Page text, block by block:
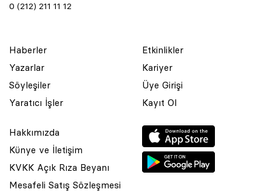
0 (212) 211 11 12
Haberler
Yazarlar
Söyleşiler
Yaratıcı İşler
Etkinlikler
Kariyer
Üye Girişi
Kayıt Ol
Hakkımızda
Künye ve İletişim
KVKK Açık Rıza Beyanı
Mesafeli Satış Sözleşmesi